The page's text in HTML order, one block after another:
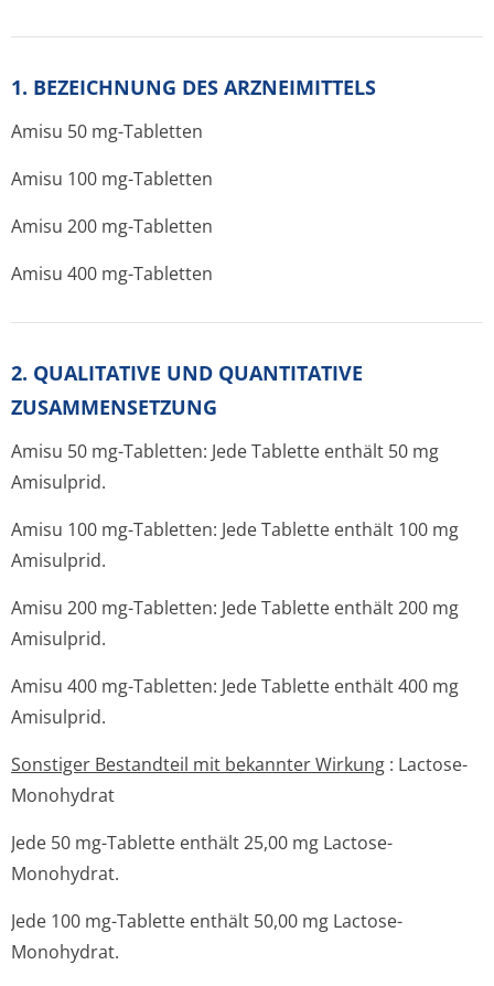
1. BEZEICHNUNG DES ARZNEIMITTELS
Amisu 50 mg-Tabletten
Amisu 100 mg-Tabletten
Amisu 200 mg-Tabletten
Amisu 400 mg-Tabletten
2. QUALITATIVE UND QUANTITATIVE
ZUSAMMENSETZUNG
Amisu 50 mg-Tabletten: Jede Tablette enthält 50 mg
Amisulprid.
Amisu 100 mg-Tabletten: Jede Tablette enthält 100 mg
Amisulprid.
Amisu 200 mg-Tabletten: Jede Tablette enthält 200 mg
Amisulprid.
Amisu 400 mg-Tabletten: Jede Tablette enthält 400 mg
Amisulprid.
Sonstiger Bestandteil mit bekannter Wirkung : Lactose-
Monohydrat
Jede 50 mg-Tablette enthält 25,00 mg Lactose-
Monohydrat.
Jede 100 mg-Tablette enthält 50,00 mg Lactose-
Monohydrat.